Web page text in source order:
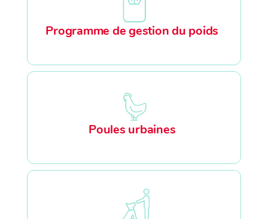
Programme de gestion du poids
Poules urbaines